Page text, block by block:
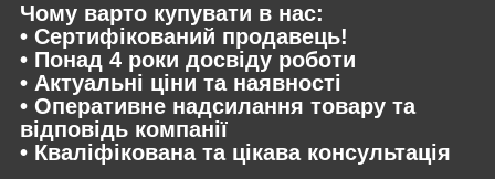
Чому варто купувати в нас:
• Сертифікований продавець!
• Понад 4 роки досвіду роботи
• Актуальні ціни та наявності
• Оперативне надсилання товару та
відповідь компанії
• Кваліфікована та цікава консультація